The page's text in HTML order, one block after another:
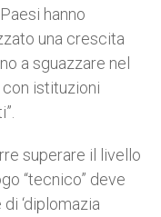
Paesi hanno
una crescita
a sguazzare nel
istituzioni
superare il livello
“tecnico” deve
‘diplomazia